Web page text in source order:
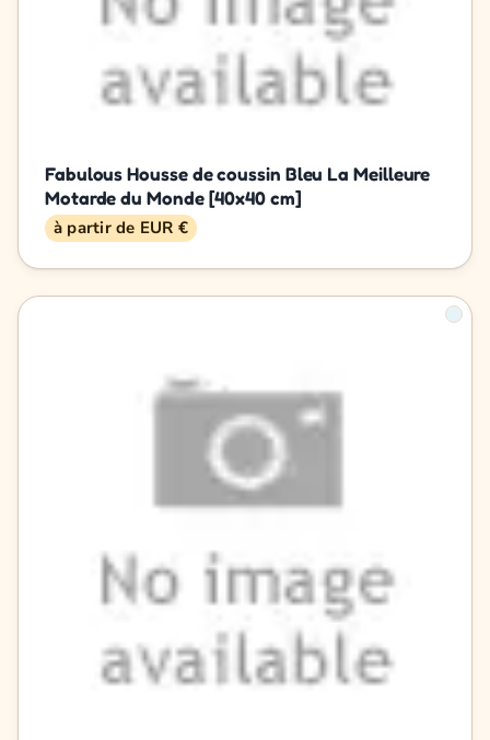
Fabulous Housse de coussin Bleu La Meilleure
Motarde du Monde [40x40 cm]
à partir de EUR €